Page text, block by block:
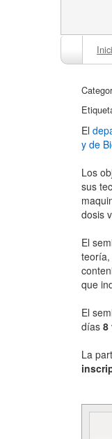
El
y de
Los
sus
dosis
El
teoría,
que
El
días 8
La